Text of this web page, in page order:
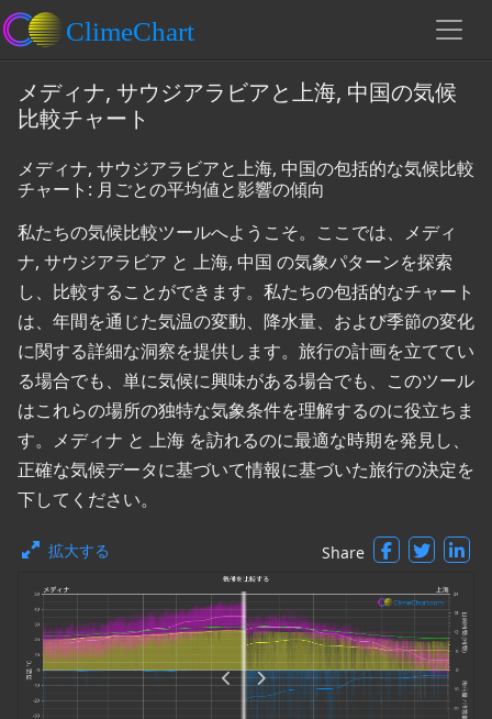
メディナ, サウジアラビアと上海, 中国の気候
比較チャート
メディナ, サウジアラビアと上海, 中国の包括的な気候比較
チャート: 月ごとの平均値と影響の傾向
私たちの気候比較ツールへようこそ。ここでは、メディ
ナ, サウジアラビア と 上海, 中国 の気象パターンを探索
し、比較することができます。私たちの包括的なチャート
は、年間を通じた気温の変動、降水量、および季節の変化
に関する詳細な洞察を提供します。旅行の計画を立ててい
る場合でも、単に気候に興味がある場合でも、このツール
はこれらの場所の独特な気象条件を理解するのに役立ちま
す。メディナ と 上海 を訪れるのに最適な時期を発見し、
正確な気候データに基づいて情報に基づいた旅行の決定を
下してください。
拡大する Share